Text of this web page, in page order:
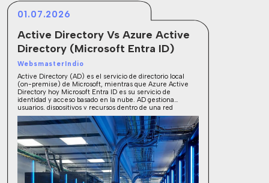
01.07.2026
Active Directory Vs Azure Active
Directory (Microsoft Entra ID)
WebsmasterIndio
Active Directory (AD) es el servicio de directorio local
(on-premise) de Microsoft, mientras que Azure Active
Directory hoy Microsoft Entra ID es su servicio de
identidad y acceso basado en la nube. AD gestiona
usuarios, dispositivos y recursos dentro de una red
corporativa tradicional; Entra ID administra el acceso a
aplicaciones en la nube y […]